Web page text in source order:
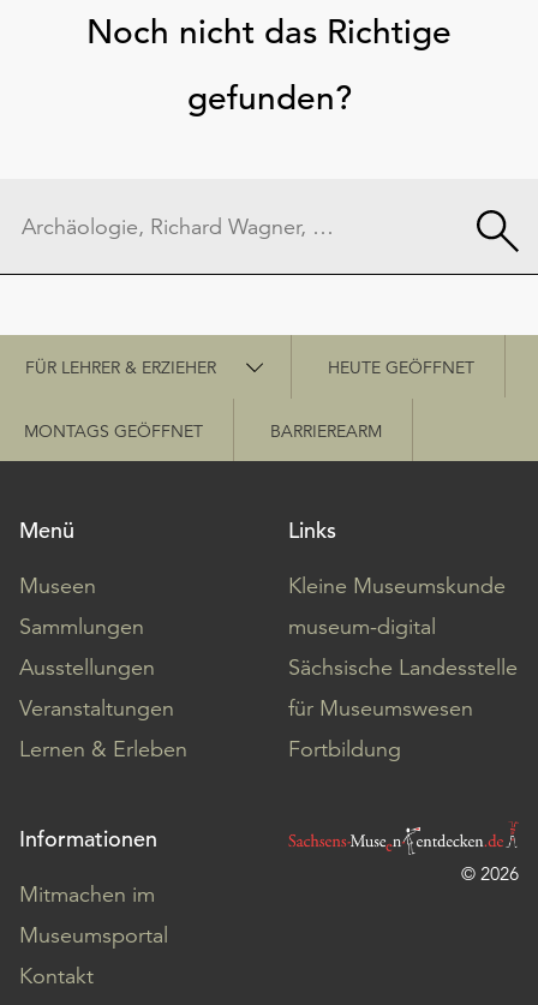
Noch nicht das Richtige
gefunden?
Schnellzugriff
FÜR LEHRER & ERZIEHER HEUTE GEÖFFNET
MONTAGS GEÖFFNET BARRIEREARM
Menü
Museen
Sammlungen
Ausstellungen
Veranstaltungen
Lernen & Erleben
Links
Kleine Museumskunde
museum-digital
Sächsische Landesstelle
für Museumswesen
Fortbildung
Informationen
Mitmachen im
Museumsportal
Kontakt
© 2026